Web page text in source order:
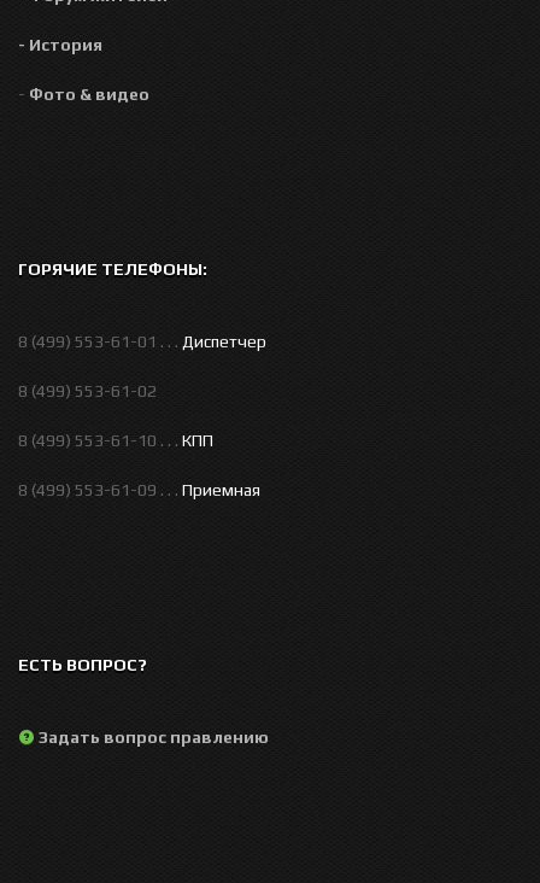
- История
- Фото & видео
ГОРЯЧИЕ ТЕЛЕФОНЫ:
8 (499) 553-61-01 . . . Диспетчер
8 (499) 553-61-02
8 (499) 553-61-10 . . . КПП
8 (499) 553-61-09 . . . Приемная
ЕСТЬ ВОПРОС?
Задать вопрос правлению